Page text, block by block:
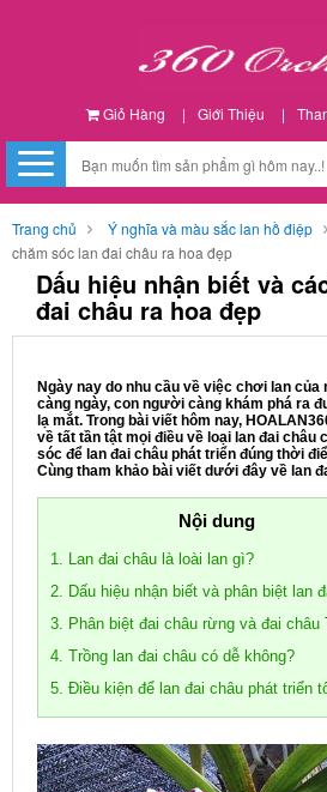
Giỏ Hàng | Giới Thiệu |
Trang chủ Ý nghĩa và màu sắc lan hồ điệp
chăm sóc lan đai châu ra hoa đẹp
Dấu hiệu nhận biết và
đai châu ra hoa đẹp
Ngày nay do nhu cầu về việc chơi lan
càng ngày, con người càng khám phá ra
lạ mắt. Trong bài viết hôm nay,
về tất tần tật mọi điều về loại lan đai châu
sóc để lan đai châu phát triển đúng thời
Cùng tham khảo bài viết dưới đây về lan
Nội dung
1. Lan đai châu là loài lan gì?
2. Dấu hiệu nhận biết và phân biệt lan
3. Phân biệt đai châu rừng và đai châu
4. Trồng lan đai châu có dễ không?
5. Điều kiện để lan đai châu phát triển